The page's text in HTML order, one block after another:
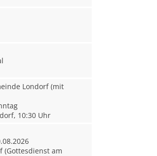
Londorf (mit
10:30 Uhr
(Gottesdienst am